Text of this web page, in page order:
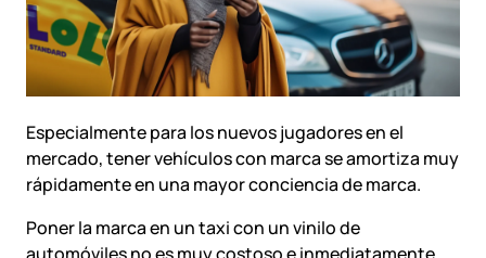
Especialmente para los nuevos jugadores en el
mercado, tener vehículos con marca se amortiza muy
rápidamente en una mayor conciencia de marca.
Poner la marca en un taxi con un vinilo de